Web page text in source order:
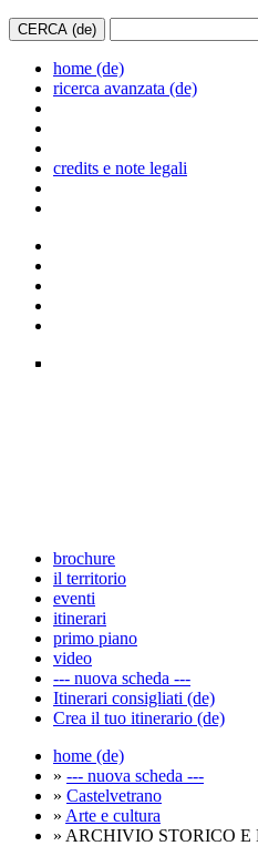
home (de)
ricerca avanzata (de)
credits e note legali
brochure
il territorio
eventi
itinerari
primo piano
video
--- nuova scheda ---
Itinerari consigliati (de)
Crea il tuo itinerario (de)
home (de)
» --- nuova scheda ---
» Castelvetrano
» Arte e cultura
» ARCHIVIO STORICO E